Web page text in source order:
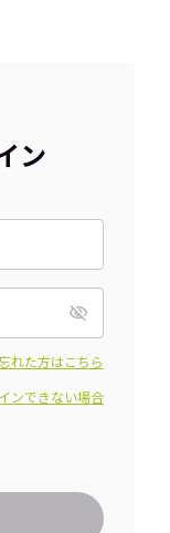
ン
れた方はこちら
ンできない場合